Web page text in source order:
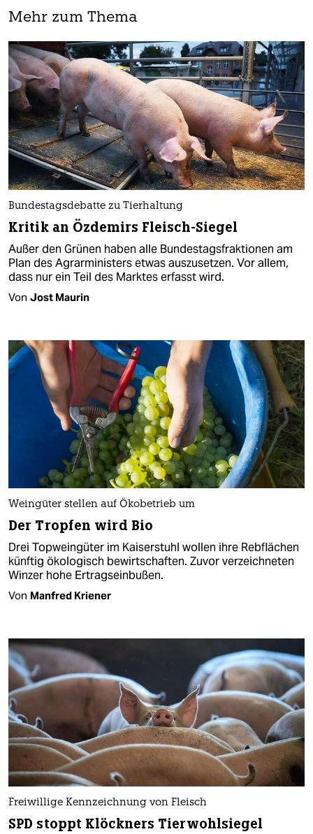
Mehr zum Thema
Bundestagsdebatte zu Tierhaltung
Kritik an Özdemirs Fleisch-Siegel
Außer den Grünen haben alle Bundestagsfraktionen am
Plan des Agrarministers etwas auszusetzen. Vor allem,
dass nur ein Teil des Marktes erfasst wird.
Von Jost Maurin
Weingüter stellen auf Ökobetrieb um
Der Tropfen wird Bio
Drei Topweingüter im Kaiserstuhl wollen ihre Rebflächen
künftig ökologisch bewirtschaften. Zuvor verzeichneten
Winzer hohe Ertragseinbußen.
Von Manfred Kriener
Freiwillige Kennzeichnung von Fleisch
SPD stoppt Klöckners Tierwohlsiegel